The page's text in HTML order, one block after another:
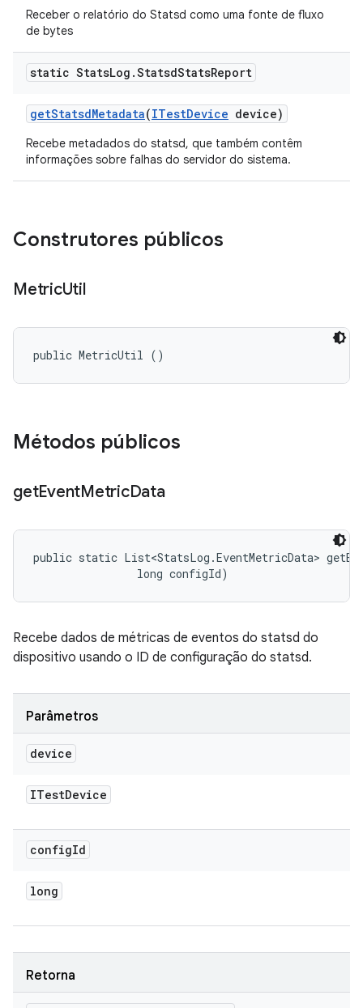
Receber o relatório do Statsd como uma fonte de fluxo
de bytes
static StatsLog .StatsdStatsReport
getStatsdMetadata(ITestDevice device)
Recebe metadados do statsd, que também contêm
informações sobre falhas do servidor do sistema.
Construtores públicos
MetricUtil
public MetricUtil ()
Métodos públicos
getEventMetricData
public static List<StatsLog.EventMetricData>
                long configId)
Recebe dados de métricas de eventos do statsd do
dispositivo usando o ID de configuração do statsd.
Parâmetros
device
ITestDevice
configId
long
Retorna